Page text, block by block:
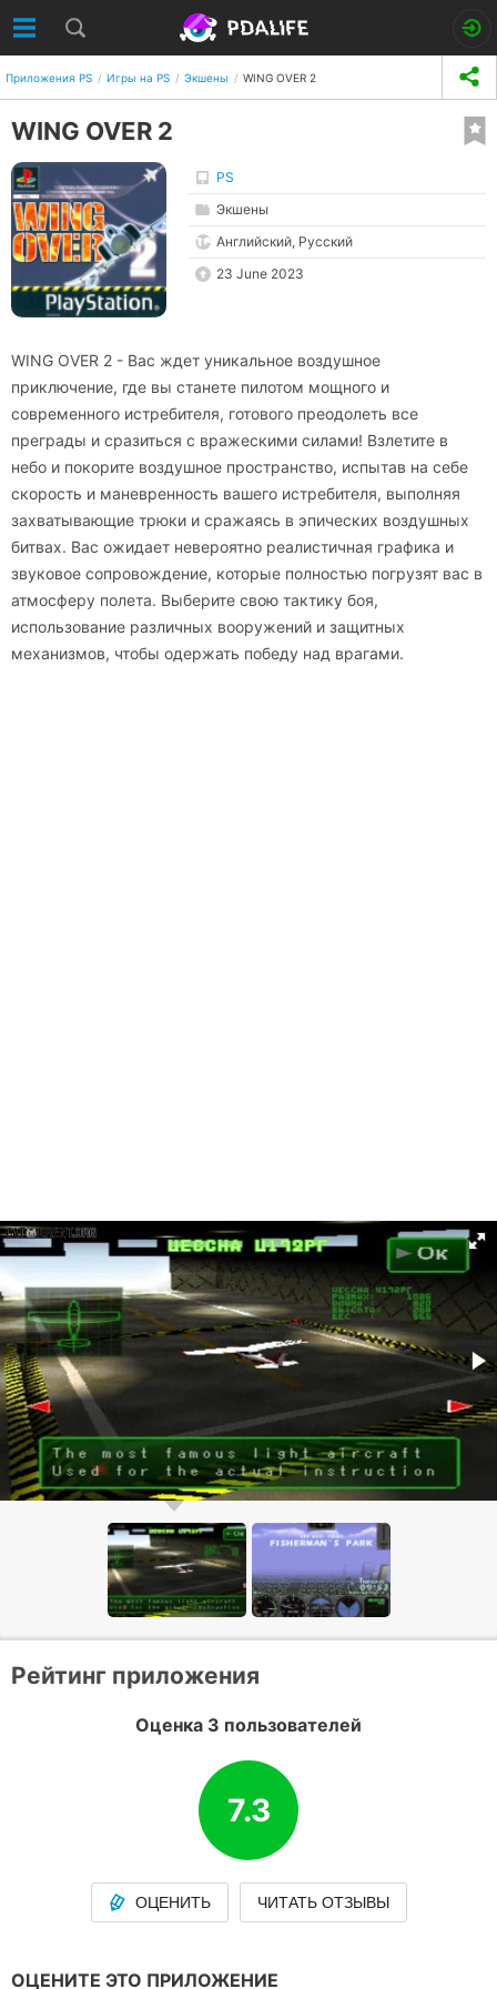
Приложения PS Игры на PS Экшены WING OVER 2
WING OVER 2
PS
Экшены
Английский, Русский
23 June 2023
WING OVER 2 - Вас ждет уникальное воздушное
приключение, где вы станете пилотом мощного и
современного истребителя, готового преодолеть все
преграды и сразиться с вражескими силами! Взлетите в
небо и покорите воздушное пространство, испытав на себе
скорость и маневренность вашего истребителя, выполняя
захватывающие трюки и сражаясь в эпических воздушных
битвах. Вас ожидает невероятно реалистичная графика и
звуковое сопровождение, которые полностью погрузят вас в
атмосферу полета. Выберите свою тактику боя,
использование различных вооружений и защитных
механизмов, чтобы одержать победу над врагами.
Рейтинг приложения
Оценка 3 пользователей
7.3
ОЦЕНИТЬ ЧИТАТЬ ОТЗЫВЫ
ОЦЕНИТЕ ЭТО ПРИЛОЖЕНИЕ